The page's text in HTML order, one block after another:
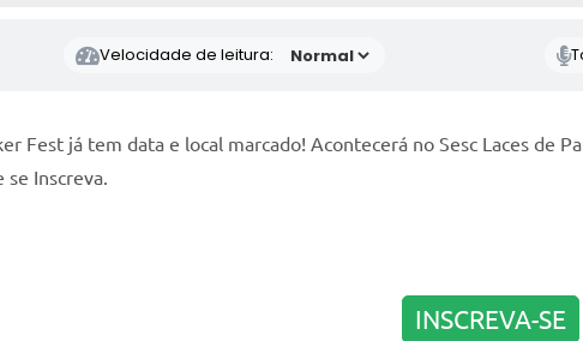
Velocidade de leitura:
Fest já tem data e local marcado! Acontecerá no Sesc Laces de
se Inscreva.
INSCREVA-SE